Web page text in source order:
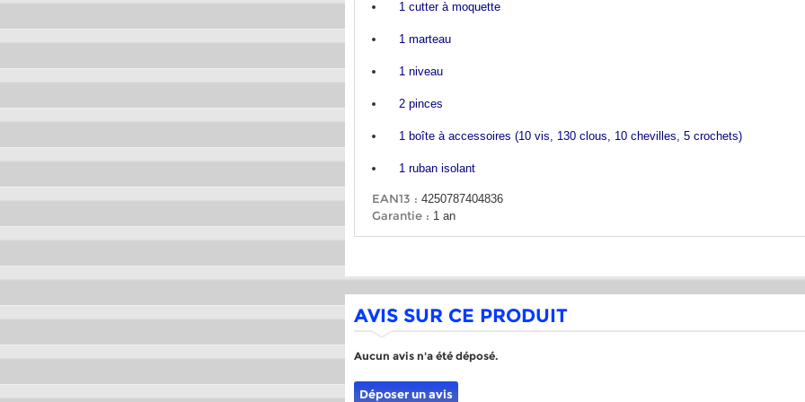
1 cutter à moquette
1 marteau
1 niveau
2 pinces
1 boîte à accessoires (10 vis, 130 clous, 10 chevilles, 5 crochets)
1 ruban isolant
EAN13 : 4250787404836
Garantie : 1 an
AVIS SUR CE PRODUIT
Aucun avis n'a été déposé.
Déposer un avis